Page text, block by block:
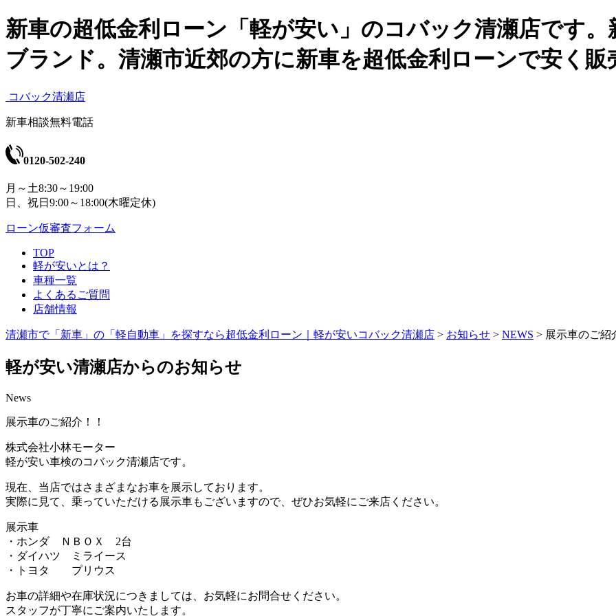
新車の超低金利ローン「軽が安い」のコバック清瀬店です
ブランド。清瀬市近郊の方に新車を超低金利ローンで安く
コバック清瀬店
新車相談無料電話
0120-502-240
月～土8:30～19:00
日、祝日9:00～18:00(木曜定休)
ローン仮審査フォーム
TOP
軽が安いとは？
車種一覧
よくあるご質問
店舗情報
清瀬市で「新車」の「軽自動車」を探すなら超低金利ローン｜軽が安いコバック清瀬店 > お知らせ > NEWS > 展示車のご紹
軽が安い清瀬店からのお知らせ
News
展示車のご紹介！！
株式会社小林モーター
軽が安い車検のコバック清瀬店です。
現在、当店ではさまざまなお車を展示しております。
実際に見て、乗っていただける展示車もございますので、ぜひお気軽にご来店ください。
展示車
・ホンダ ＮＢＯＸ 2台
・ダイハツ ミライース
・トヨタ プリウス
お車の詳細や在庫状況につきましては、お気軽にお問合せください。
スタッフが丁寧にご案内いたします。